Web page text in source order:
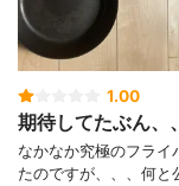
1.00
期待してたぶん、
なかなか究極のフライ
たのですが、、、何